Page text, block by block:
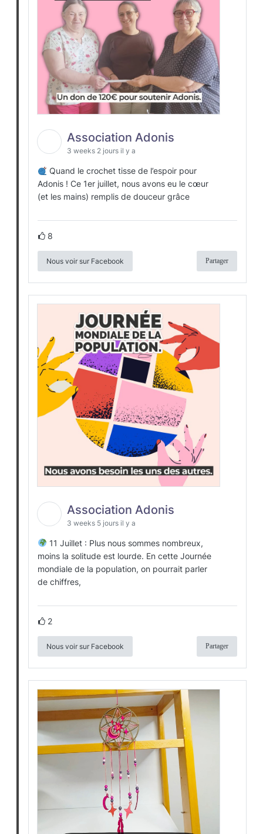
Association Adonis
3 weeks 2 jours il y a
Quand le crochet tisse de l’espoir pour
Adonis ! Ce 1er juillet, nous avons eu le cœur
(et les mains) remplis de douceur grâce
8
Nous voir sur Facebook Partager
Association Adonis
3 weeks 5 jours il y a
11 Juillet : Plus nous sommes nombreux,
moins la solitude est lourde. En cette Journée
mondiale de la population, on pourrait parler
de chiffres,
2
Nous voir sur Facebook Partager